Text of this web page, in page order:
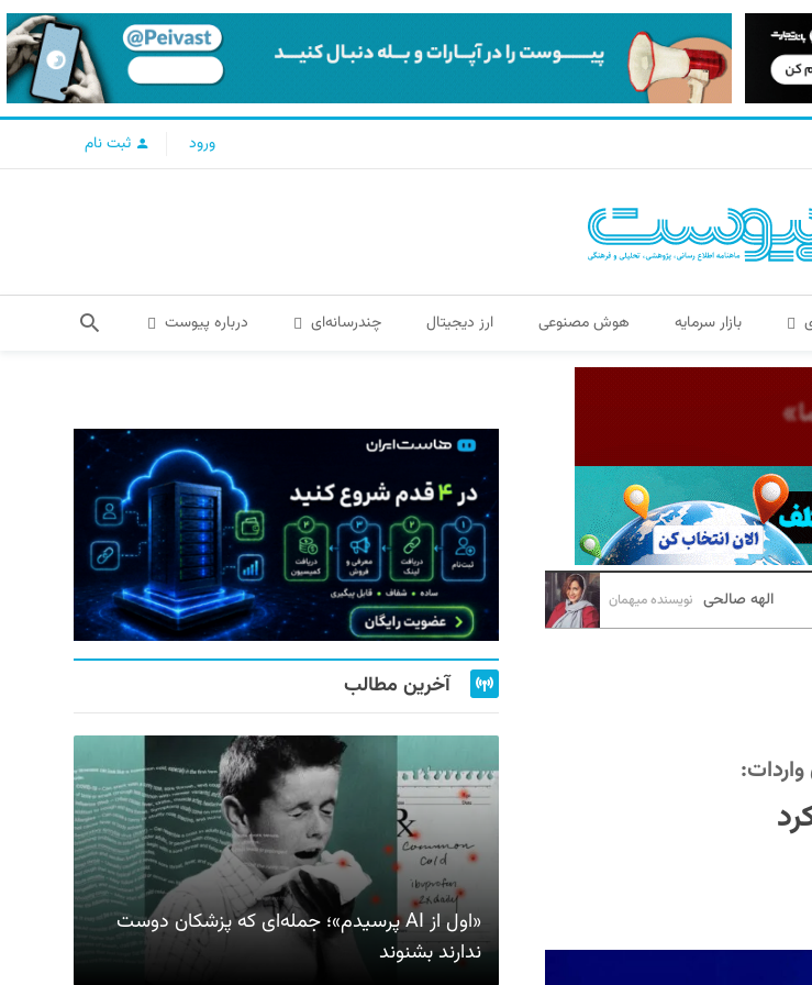
ورود ثبت نام
بازار سرمایه هوش مصنوعی ارز دیجیتال چندرسانه‌ای درباره پیوست
الهه صالحی نویسنده میهمان
واردات:
آخرین مطالب
«اول از AI پرسیدم»؛ جمله‌ای که پزشکان دوست
ندارند بشنوند